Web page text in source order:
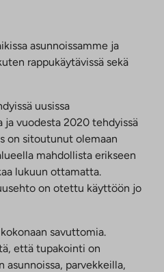
uuteen
välilehteen
asunnoissamme ja
rappukäytävissä sekä
uusissa
ja vuodesta 2020 tehdyissä
on sitoutunut olemaan
mahdollista erikseen
lukuun ottamatta.
on otettu käyttöön jo
savuttomia.
että tupakointi on
parvekkeilla,